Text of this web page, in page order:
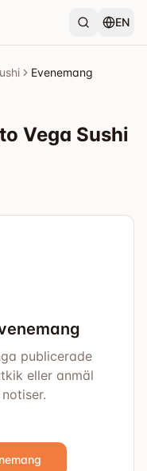
EN
Evenemang
Vega Sushi
publicerade
eller anmäl